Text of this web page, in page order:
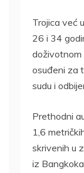
Trojica već
26 i 34
doživotnom
osuđeni za
sudu i
Prethodni
1,6
skrivenih u
iz